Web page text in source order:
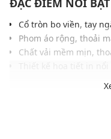
ĐẶC ĐIỂM NỔI BẬT
Cổ tròn bo viền, tay
Phom áo rộng, thoải
Chất vải mềm mịn,
Gam màu hiện đại